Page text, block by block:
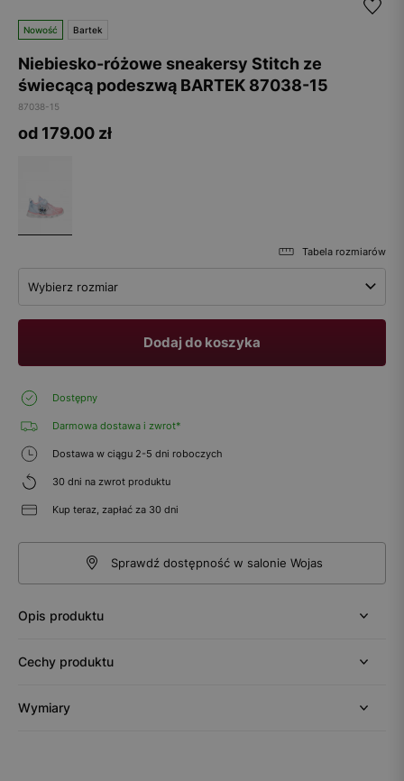
Nowość Bartek
Niebiesko-różowe sneakersy Stitch ze
świecącą podeszwą BARTEK 87038-15
87038-15
od 179.00 zł
Tabela rozmiarów
Wybierz rozmiar
Dodaj do koszyka
Dostępny
Darmowa dostawa i zwrot*
Dostawa w ciągu 2-5 dni roboczych
30 dni na zwrot produktu
Kup teraz, zapłać za 30 dni
Sprawdź dostępność w salonie Wojas
Opis produktu
Cechy produktu
Wymiary